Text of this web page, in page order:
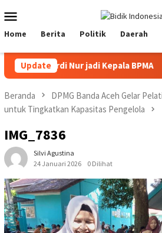
ke
kontenMobile
Home Berita Politik Daerah
Update
Nur jadi Kepala BPMA
Beranda
DPMG Banda Aceh Gelar
untuk Tingkatkan Kapasitas Pengelola
IMG_7836
Silvi Agustina
24 Januari 2026
0 Dilihat